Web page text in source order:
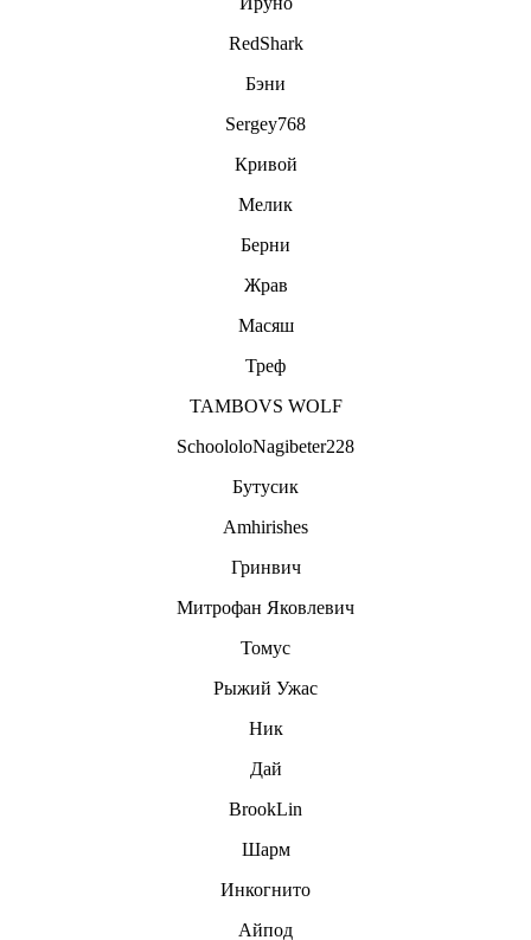
RedShark
Бэни
Sergey768
Кривой
Мелик
Берни
Жрав
Масяш
Треф
TAMBOVS WOLF
SchoololoNagibeter228
Бутусик
Amhirishes
Гринвич
Митрофан Яковлевич
Томус
Рыжий Ужас
Ник
Дай
BrookLin
Шарм
Инкогнито
Айпод